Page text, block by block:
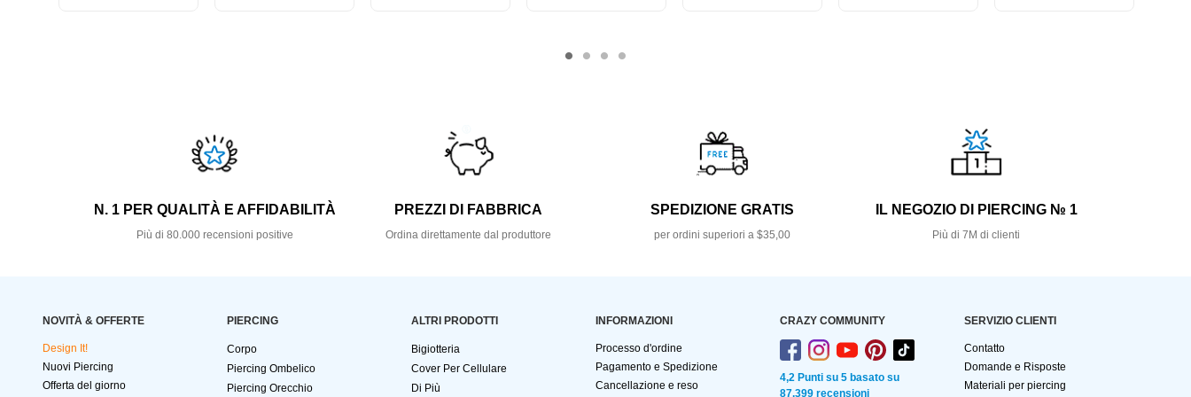
N. 1 PER QUALITÀ E AFFIDABILITÀ
Più di 80.000 recensioni positive
PREZZI DI FABBRICA
Ordina direttamente dal produttore
SPEDIZIONE GRATIS
per ordini superiori a $35,00
IL NEGOZIO DI PIERCING № 1
Più di 7M di clienti
NOVITÀ & OFFERTE
Design It!
Nuovi Piercing
Offerta del giorno
PIERCING
Corpo
Piercing Ombelico
Piercing Orecchio
ALTRI PRODOTTI
Bigiotteria
Cover Per Cellulare
Di Più
INFORMAZIONI
Processo d'ordine
Pagamento e Spedizione
Cancellazione e reso
CRAZY COMMUNITY
4,2 Punti su 5 basato su
87.399 recensioni
SERVIZIO CLIENTI
Contatto
Domande e Risposte
Materiali per piercing